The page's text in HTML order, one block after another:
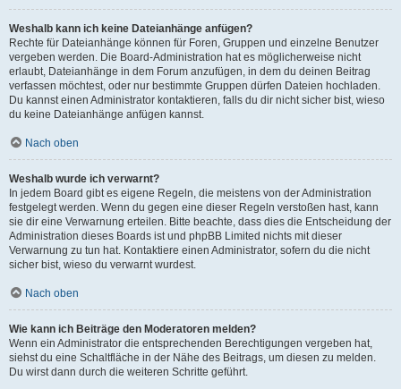
Weshalb kann ich keine Dateianhänge anfügen?
Rechte für Dateianhänge können für Foren, Gruppen und einzelne Benutzer
vergeben werden. Die Board-Administration hat es möglicherweise nicht
erlaubt, Dateianhänge in dem Forum anzufügen, in dem du deinen Beitrag
verfassen möchtest, oder nur bestimmte Gruppen dürfen Dateien hochladen.
Du kannst einen Administrator kontaktieren, falls du dir nicht sicher bist, wieso
du keine Dateianhänge anfügen kannst.
Nach oben
Weshalb wurde ich verwarnt?
In jedem Board gibt es eigene Regeln, die meistens von der Administration
festgelegt werden. Wenn du gegen eine dieser Regeln verstoßen hast, kann
sie dir eine Verwarnung erteilen. Bitte beachte, dass dies die Entscheidung der
Administration dieses Boards ist und phpBB Limited nichts mit dieser
Verwarnung zu tun hat. Kontaktiere einen Administrator, sofern du die nicht
sicher bist, wieso du verwarnt wurdest.
Nach oben
Wie kann ich Beiträge den Moderatoren melden?
Wenn ein Administrator die entsprechenden Berechtigungen vergeben hat,
siehst du eine Schaltfläche in der Nähe des Beitrags, um diesen zu melden.
Du wirst dann durch die weiteren Schritte geführt.